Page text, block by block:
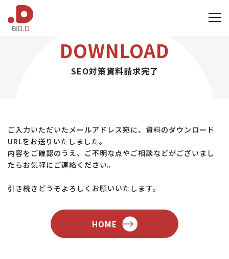
HOME >
DOWNLOAD
SEO対策資料請求完了
ご入力いただいたメールアドレス宛に、資料のダウンロード
URLをお送りいたしました。
内容をご確認のうえ、ご不明な点やご相談などがございまし
たらお気軽にご連絡ください。
引き続きどうぞよろしくお願いいたします。
HOME